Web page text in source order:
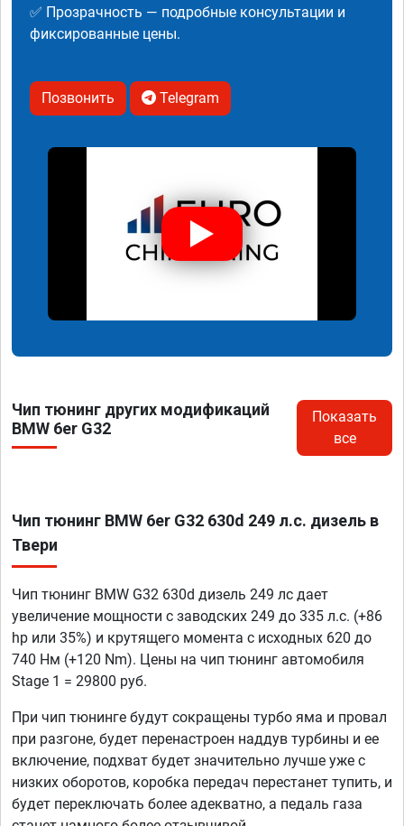
✅ Прозрачность — подробные консультации и
фиксированные цены.
Позвонить Telegram
Чип тюнинг других модификаций
BMW 6er G32
Показать
все
Чип тюнинг BMW 6er G32 630d 249 л.с. дизель в
Твери
Чип тюнинг BMW G32 630d дизель 249 лс дает
увеличение мощности с заводских 249 до 335 л.с. (+86
hp или 35%) и крутящего момента с исходных 620 до
740 Нм (+120 Nm). Цены на чип тюнинг автомобиля
Stage 1 = 29800 руб.
При чип тюнинге будут сокращены турбо яма и провал
при разгоне, будет перенастроен наддув турбины и ее
включение, подхват будет значительно лучше уже с
низких оборотов, коробка передач перестанет тупить, и
будет переключать более адекватно, а педаль газа